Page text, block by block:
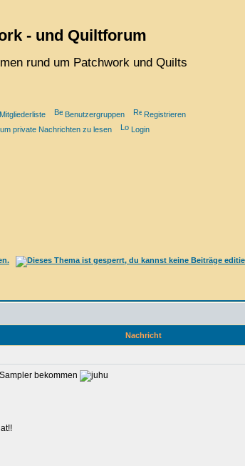
- und Quiltforum
rund um Patchwork und Quilts
Mitgliederliste Benutzergruppen
Registrieren
private Nachrichten zu lesen
Login
Nachricht
bekommen